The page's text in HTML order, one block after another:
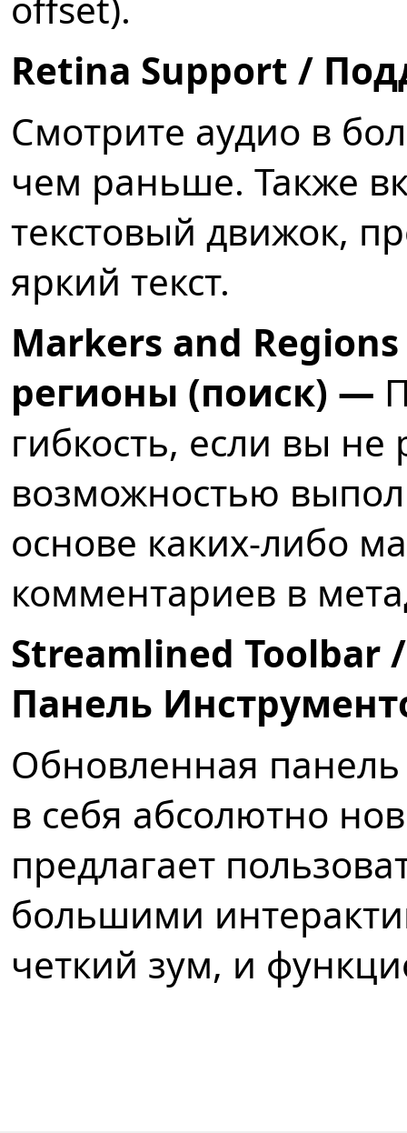
Retina Support /
Смотрите аудио в
чем раньше. Также
текстовый движок,
яркий текст.
Markers and
регионы (поиск) —
гибкость, если вы не
возможностью
основе каких-либо
комментариев в
Streamlined
Панель
Обновленная
в себя абсолютно
предлагает
большими
четкий зум, и